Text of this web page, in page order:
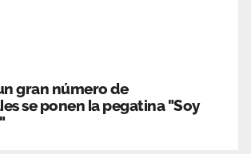
gran número de
se ponen la pegatina "Soy